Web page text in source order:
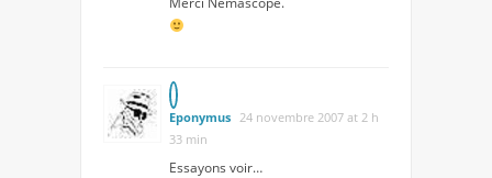
Eponymus 24 novembre 2007 at 2 h
33 min
Essayons voir…